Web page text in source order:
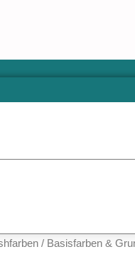
/ Basisfarben &